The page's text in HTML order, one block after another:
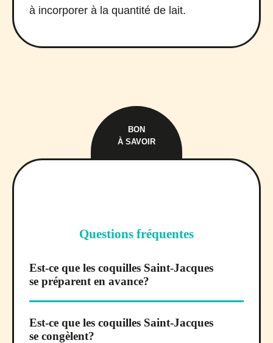
à incorporer à la quantité de lait.
BON
À SAVOIR
Questions fréquentes
Est-ce que les coquilles Saint-Jacques
se préparent en avance?
Est-ce que les coquilles Saint-Jacques
se congèlent?